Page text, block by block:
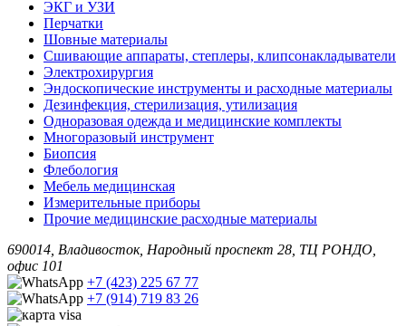
ЭКГ и УЗИ
Перчатки
Шовные материалы
Сшивающие аппараты, степлеры, клипсонакладыватели
Электрохирургия
Эндоскопические инструменты и расходные материалы
Дезинфекция, стерилизация, утилизация
Одноразовая одежда и медицинские комплекты
Многоразовый инструмент
Биопсия
Флебология
Мебель медицинская
Измерительные приборы
Прочие медицинские расходные материалы
690014, Владивосток, Народный проспект 28, ТЦ РОНДО,
офис 101
+7 (423) 225 67 77
+7 (914) 719 83 26